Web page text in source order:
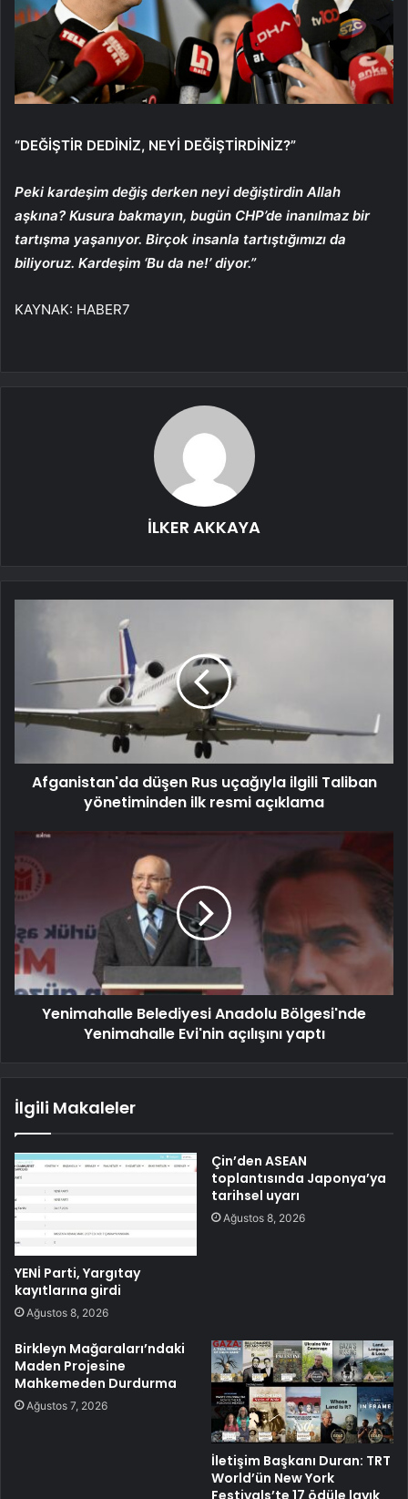
“DEĞİŞTİR DEDİNİZ, NEYİ DEĞİŞTİRDİNİZ?”
Peki kardeşim değiş derken neyi değiştirdin Allah
aşkına? Kusura bakmayın, bugün CHP’de inanılmaz bir
tartışma yaşanıyor. Birçok insanla tartıştığımızı da
biliyoruz. Kardeşim ‘Bu da ne!’ diyor.”
KAYNAK: HABER7
İLKER AKKAYA
Afganistan'da düşen Rus uçağıyla ilgili Taliban
yönetiminden ilk resmi açıklama
Yenimahalle Belediyesi Anadolu Bölgesi'nde
Yenimahalle Evi'nin açılışını yaptı
İlgili Makaleler
YENİ Parti, Yargıtay
kayıtlarına girdi
Ağustos 8, 2026
Çin’den ASEAN
toplantısında Japonya’ya
tarihsel uyarı
Ağustos 8, 2026
Birkleyn Mağaraları’ndaki
Maden Projesine
Mahkemeden Durdurma
Ağustos 7, 2026
İletişim Başkanı Duran: TRT
World’ün New York
Festivals’te 17 ödüle layık